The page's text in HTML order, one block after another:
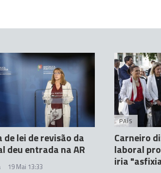
de lei de revisão da
deu entrada na AR
19 Mai 13:33
PAÍS
Carneiro
laboral
iria